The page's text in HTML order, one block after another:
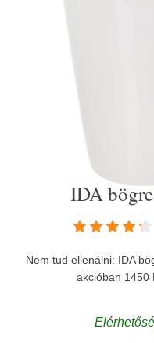
IDA
Nem tud ellenálni: IDA
akcióban 1450